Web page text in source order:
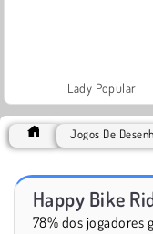
Lady Popular
Happy Bike
78% dos jogadores